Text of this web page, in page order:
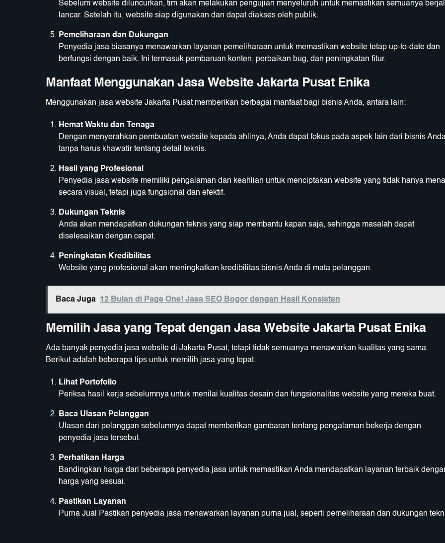
Sebelum website diluncurkan, tim akan melakukan pengujian menyeluruh untuk memastikan semuanya
lancar. Setelah itu, website siap digunakan dan dapat diakses oleh publik.
Pemeliharaan dan Dukungan
Penyedia jasa biasanya menawarkan layanan pemeliharaan untuk memastikan website tetap up-to-date dan
berfungsi dengan baik. Ini termasuk pembaruan konten, perbaikan bug, dan peningkatan fitur.
Manfaat Menggunakan Jasa Website Jakarta Pusat Enika
Menggunakan jasa website Jakarta Pusat memberikan berbagai manfaat bagi bisnis Anda, antara lain:
Hemat Waktu dan Tenaga
Dengan menyerahkan pembuatan website kepada ahlinya, Anda dapat fokus pada aspek lain dari bisnis
tanpa harus khawatir tentang detail teknis.
Hasil yang Profesional
Penyedia jasa website memiliki pengalaman dan keahlian untuk menciptakan website yang tidak hanya
secara visual, tetapi juga fungsional dan efektif.
Dukungan Teknis
Anda akan mendapatkan dukungan teknis yang siap membantu kapan saja, sehingga masalah dapat
diselesaikan dengan cepat.
Peningkatan Kredibilitas
Website yang profesional akan meningkatkan kredibilitas bisnis Anda di mata pelanggan.
Baca Juga 12 Bulan di Page One! Jasa SEO Bogor dengan Hasil Konsisten
Memilih Jasa yang Tepat dengan Jasa Website Jakarta Pusat Enika
Ada banyak penyedia jasa website di Jakarta Pusat, tetapi tidak semuanya menawarkan kualitas yang sama.
Berikut adalah beberapa tips untuk memilih jasa yang tepat:
Lihat Portofolio
Periksa hasil kerja sebelumnya untuk menilai kualitas desain dan fungsionalitas website yang mereka buat.
Baca Ulasan Pelanggan
Ulasan dari pelanggan sebelumnya dapat memberikan gambaran tentang pengalaman bekerja dengan
penyedia jasa tersebut.
Perhatikan Harga
Bandingkan harga dari beberapa penyedia jasa untuk memastikan Anda mendapatkan layanan terbaik
harga yang sesuai.
Pastikan Layanan
Purna Jual Pastikan penyedia jasa menawarkan layanan purna jual, seperti pemeliharaan dan dukungan